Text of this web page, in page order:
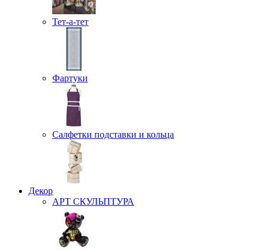
Тет-а-тет
Фартуки
Салфетки подставки и кольца
Декор
АРТ СКУЛЬПТУРА